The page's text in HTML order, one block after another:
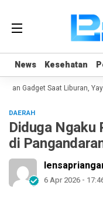
News Kesehatan
News Kesehatan
Gadget Saat Liburan,
DAERAH
Diduga Ngaku
di
6 Apr 2026 -